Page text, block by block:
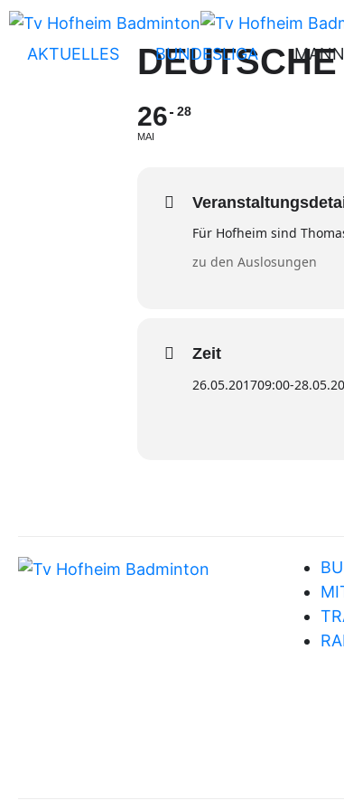
AKTUELLES BUNDESLIGA
26
MAI
28
Für Hofheim sind
zu den Auslosungen
Zeit
26.05.201709:00-